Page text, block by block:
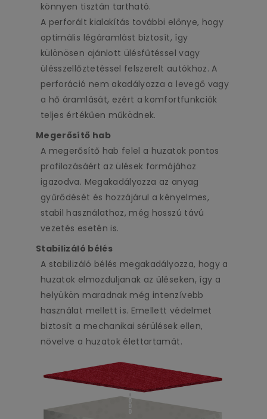
könnyen tisztán tartható.
A perforált kialakítás további előnye, hogy
optimális légáramlást biztosít, így
különösen ajánlott ülésfűtéssel vagy
ülésszellőztetéssel felszerelt autókhoz. A
perforáció nem akadályozza a levegő vagy
a hő áramlását, ezért a komfortfunkciók
teljes értékűen működnek.
Megerősítő hab
A megerősítő hab felel a huzatok pontos
profilozásáért az ülések formájához
igazodva. Megakadályozza az anyag
gyűrődését és hozzájárul a kényelmes,
stabil használathoz, még hosszú távú
vezetés esetén is.
Stabilizáló bélés
A stabilizáló bélés megakadályozza, hogy a
huzatok elmozduljanak az üléseken, így a
helyükön maradnak még intenzívebb
használat mellett is. Emellett védelmet
biztosít a mechanikai sérülések ellen,
növelve a huzatok élettartamát.